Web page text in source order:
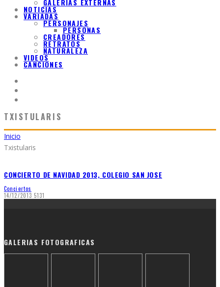
GALERIAS EXTERNAS
NOTICIAS
VARIADAS
PERSONAJES
PERSONAS
CREADORES
RETRATOS
NATURALEZA
VIDEOS
CANCIONES
TXISTULARIS
Inicio
Txistularis
CONCIERTO DE NAVIDAD 2013, COLEGIO SAN JOSE
Conciertos
14/12/2013 5131
GALERIAS FOTOGRAFICAS